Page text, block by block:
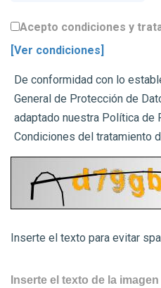
Acepto condiciones y
[Ver condiciones]
De conformidad con lo
General de Protección de
adaptado nuestra Política de
Condiciones del tratamiento
Inserte el texto para evitar
Inserte el texto de la imagen